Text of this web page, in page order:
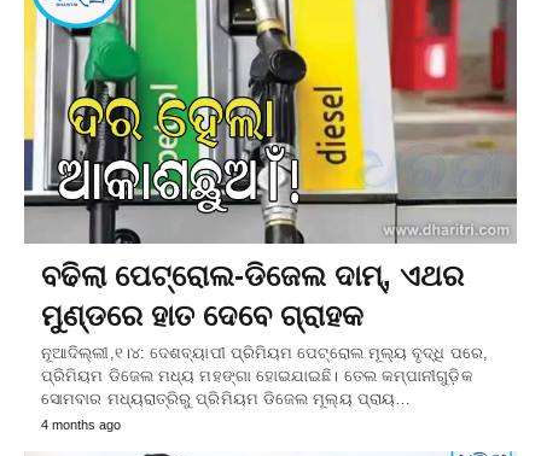
ବଢିଲା ପେଟ୍ରୋଲ-ଡିଜେଲ ଦାମ୍‌, ଏଥର
ମୁଣ୍ଡରେ ହାତ ଦେବେ ଗ୍ରାହକ
ନୂଆଦିଲ୍ଲୀ,୧।୪: ଦେଶବ୍ୟାପୀ ପ୍ରିମିୟମ ପେଟ୍ରୋଲ ମୂଲ୍ୟ ବୃଦ୍ଧି ପରେ,
ପ୍ରିମିୟମ ଡିଜେଲ ମଧ୍ୟ ମହଙ୍ଗା ହୋଇଯାଇଛି। ତେଲ କମ୍ପାନୀଗୁଡ଼ିକ
ସୋମବାର ମଧ୍ୟରାତ୍ରିରୁ ପ୍ରିମିୟମ ଡିଜେଲ ମୂଲ୍ୟ ପ୍ରାୟ…
4 months ago